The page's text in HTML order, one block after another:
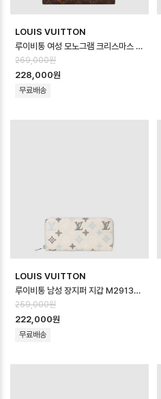
LOUIS VUITTON
루이비통 여성 모노그램 크리스마스 프린트 플랩 롱 지갑 M15336 - Louis vuit…
269,000원
228,000원
무료배송
LOUIS VUITTON
루이비통 남성 장지퍼 지갑 M29133 - Louis vuitton Mens Long Zi…
259,000원
222,000원
무료배송